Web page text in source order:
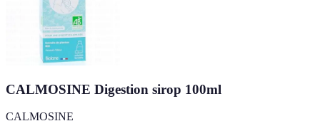
CALMOSINE Digestion sirop 100ml
CALMOSINE